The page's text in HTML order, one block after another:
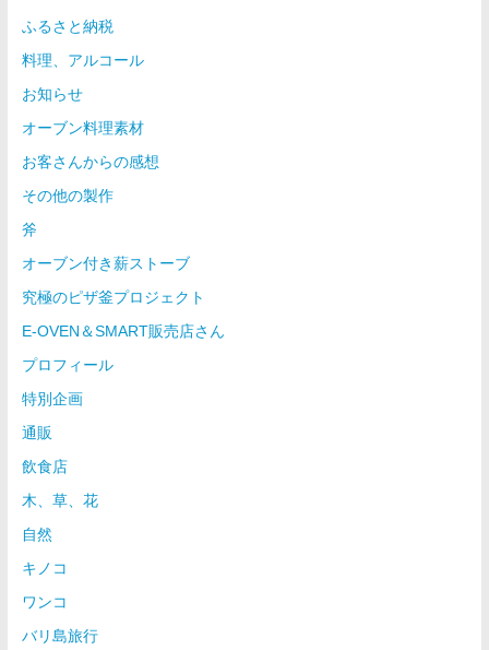
ふるさと納税
料理、アルコール
お知らせ
オーブン料理素材
お客さんからの感想
その他の製作
斧
オーブン付き薪ストーブ
究極のピザ釜プロジェクト
E-OVEN＆SMART販売店さん
プロフィール
特別企画
通販
飲食店
木、草、花
自然
キノコ
ワンコ
バリ島旅行